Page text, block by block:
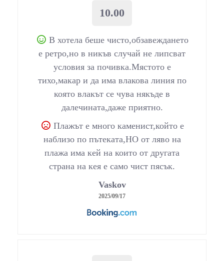
10.00
В хотела беше чисто,обзавеждането
е ретро,но в никъв случай не липсват
условия за почивка.Мястото е
тихо,макар и да има влакова линия по
която влакът се чува някъде в
далечината,даже приятно.
Плажът е много каменист,който е
наблизо по пътеката,НО от ляво на
плажа има кей на които от другата
страна на кея е само чист пясък.
Vaskov
2025/09/17